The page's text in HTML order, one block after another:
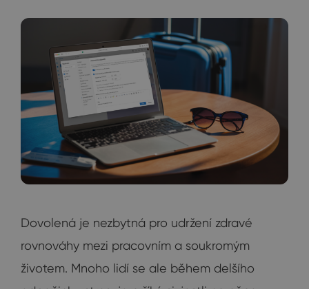
Dovolená je nezbytná pro udržení zdravé
rovnováhy mezi pracovním a soukromým
životem. Mnoho lidí se ale během delšího